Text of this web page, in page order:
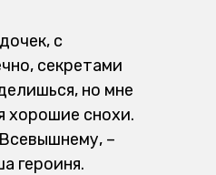
с
секретами
но мне
хорошие снохи.
–
героиня.